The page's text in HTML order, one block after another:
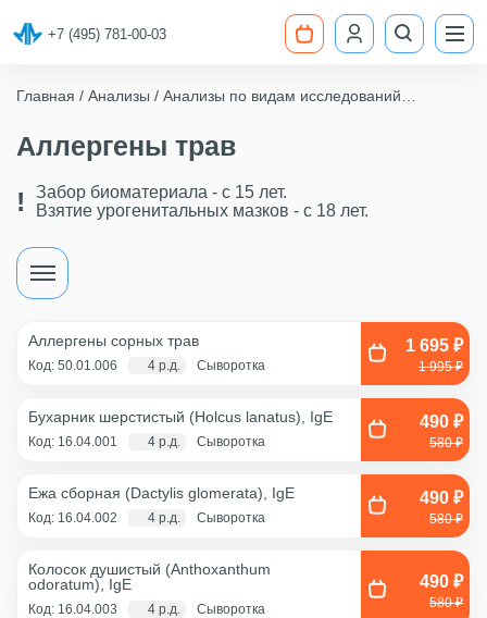
+7 (495) 781-00-03
Главная Анализы
Анализы по видам исследований
Аллергены трав
Забор биоматериала - c 15 лет.
Взятие урогенитальных мазков - с 18 лет.
Аллергены сорных трав
Код: 50.01.006 4 р.д. Сыворотка
1 695 ₽
1 995 ₽
Бухарник шерстистый (Holcus lanatus), IgE
Код: 16.04.001 4 р.д. Сыворотка
490 ₽
580 ₽
Ежа сборная (Dactylis glomerata), IgE
Код: 16.04.002 4 р.д. Сыворотка
490 ₽
580 ₽
Колосок душистый (Anthoxanthum
odoratum), IgE
Код: 16.04.003 4 р.д. Сыворотка
490 ₽
580 ₽